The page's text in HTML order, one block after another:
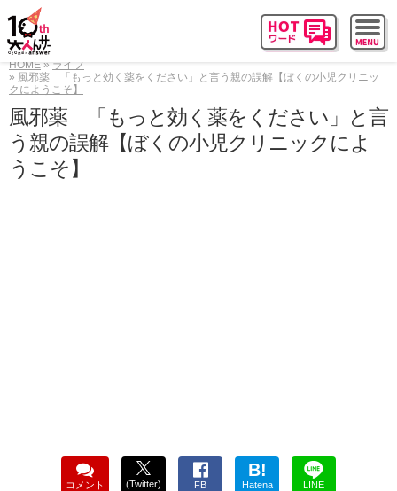
HOME
ライフ
風邪薬 「もっと効く薬をください」と言う親の誤解【ぼくの小児クリニッ
クにようこそ】
風邪薬 「もっと効く薬をください」と言
う親の誤解【ぼくの小児クリニックによ
うこそ】
コメント (Twitter) FB
B!
Hatena LINE